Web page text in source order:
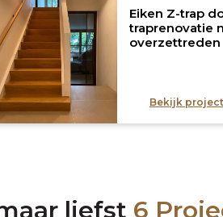
Eiken Z-trap
traprenovatie
overzettreden
Bekijk project
liefst 6